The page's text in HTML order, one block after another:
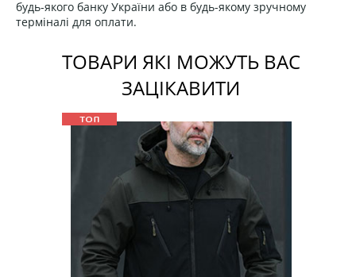
будь-якого банку України або в будь-якому зручному
терміналі для оплати.
ТОВАРИ ЯКІ МОЖУТЬ ВАС
ЗАЦІКАВИТИ